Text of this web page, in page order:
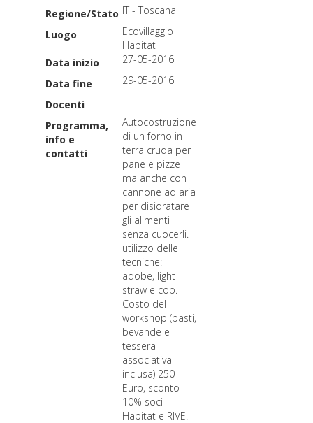
Regione/Stato IT - Toscana
Luogo
Ecovillaggio
Habitat
Data inizio
27-05-2016
Data fine
29-05-2016
Docenti
Programma,
info e
contatti
Autocostruzione
di un forno in
terra cruda per
pane e pizze
ma anche con
cannone ad aria
per disidratare
gli alimenti
senza cuocerli.
utilizzo delle
tecniche:
adobe, light
straw e cob.
Costo del
workshop (pasti,
bevande e
tessera
associativa
inclusa) 250
Euro, sconto
10% soci
Habitat e RIVE.